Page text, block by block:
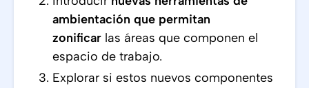
ambientación que permitan
zonificar las áreas que componen el
espacio de trabajo.
Explorar si estos nuevos componentes